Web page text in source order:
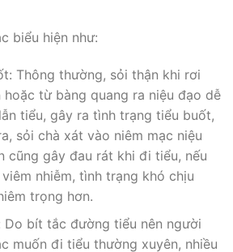
biểu hiện như:
Thông thường, sỏi thận khi rơi
hoặc từ bàng quang ra niệu đạo dễ
tiểu, gây ra tình trạng tiểu buốt,
sỏi chà xát vào niêm mạc niệu
cũng gây đau rát khi đi tiểu, nếu
nhiễm, tình trạng khó chịu
trọng hơn.
Do bít tắc đường tiểu nên người
muốn đi tiểu thường xuyên, nhiều